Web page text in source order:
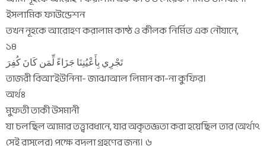
ইসলামিক ফাউন্ডেশন
তখন নূহকে আরোহণ করালাম কাষ্ঠ ও কীলক নির্মিত এক নৌযানে,
১৪
تَجْرِي بِأَعْيُنِنَا جَزَاءً لِّمَن كَانَ كُفِرَ
তাজরী বিআ‘ইউনিনা- জাঝাআল লিমান কা-না কুফির।
অর্থঃ
মুফতী তাকী উসমানী
যা চলছিল আমার তত্ত্বাবধানে, যার অকৃতজ্ঞতা করা হয়েছিল তার (অর্থাৎ